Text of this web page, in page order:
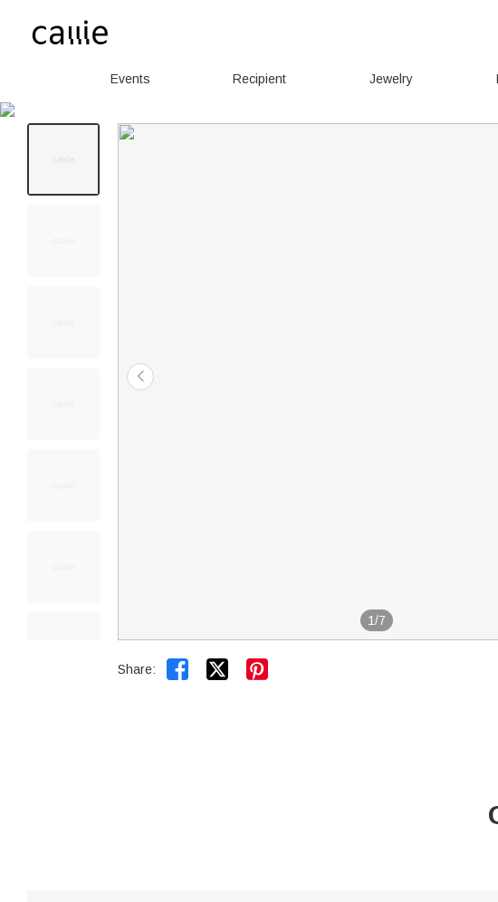
Events Recipient Jewelry
1/7
Share:  